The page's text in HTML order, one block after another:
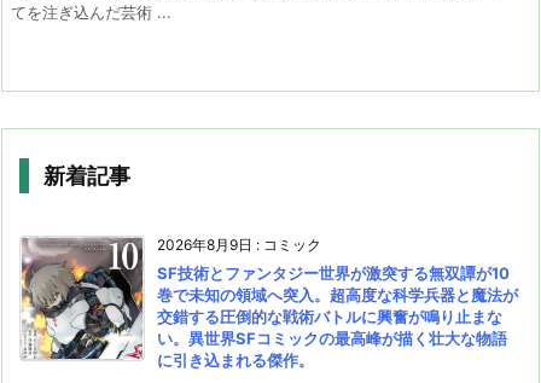
てを注ぎ込んだ芸術 ...
新着記事
2026年8月9日 : コミック
SF技術とファンタジー世界が激突する無双譚が10
巻で未知の領域へ突入。超高度な科学兵器と魔法が
交錯する圧倒的な戦術バトルに興奮が鳴り止まな
い。異世界SFコミックの最高峰が描く壮大な物語
に引き込まれる傑作。